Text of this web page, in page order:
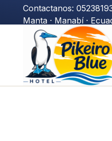
Contactanos:
Manta · Manabí ·